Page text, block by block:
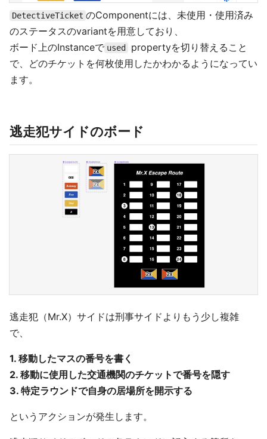
DetectiveTicket のComponentには、未使用・使用済み
のステータスのvariantを用意しており、
ボード上のInstanceで used
propertyを切り替えること
で、どのチケットを何枚使用したかわかるようになってい
ます。
逃走犯サイドのボード
逃走犯（Mr.X）サイドは刑事サイドよりもう少し複雑
で、
1. 移動したマスの番号を書く
2. 移動に使用した交通機関のチケットで番号を隠す
3. 特定ラウンドで自身の居場所を開示する
というアクションが発生します。